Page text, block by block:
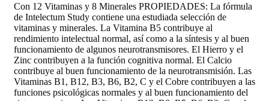
Con 12 Vitaminas y 8 Minerales PROPIEDADES: La fórmula
de Intelectum Study contiene una estudiada selección de
vitaminas y minerales. La Vitamina B5 contribuye al
rendimiento intelectual normal, así como a la síntesis y al buen
funcionamiento de algunos neurotransmisores. El Hierro y el
Zinc contribuyen a la función cognitiva normal. El Calcio
contribuye al buen funcionamiento de la neurotransmisión. Las
Vitaminas B1, B12, B3, B6, B2, C y el Cobre contribuyen a las
funciones psicológicas normales y al buen funcionamiento del